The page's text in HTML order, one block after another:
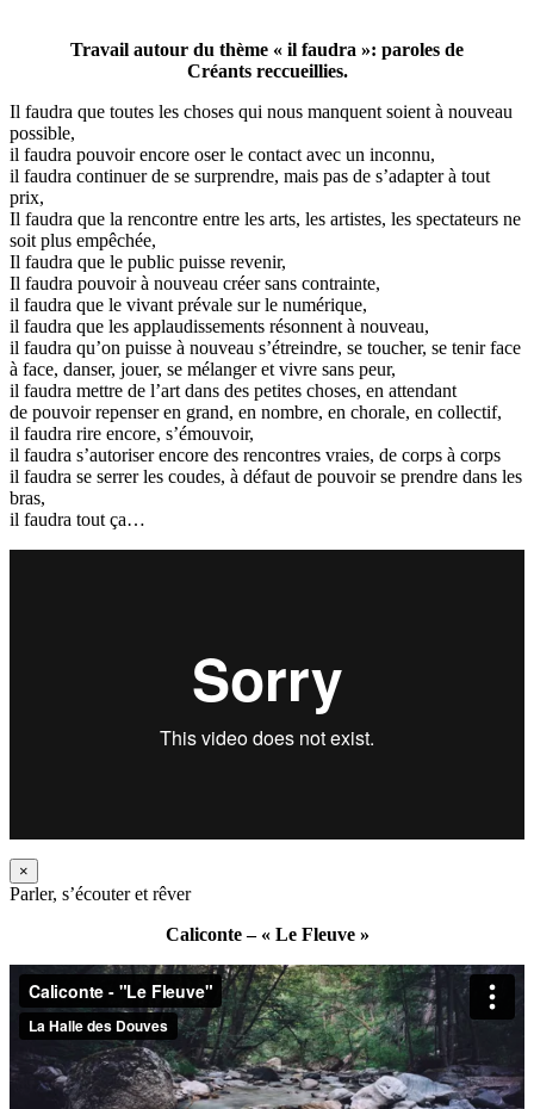
Travail autour du thème « il faudra »: paroles de
Créants reccueillies.
Il faudra que toutes les choses qui nous manquent soient à nouveau
possible,
il faudra pouvoir encore oser le contact avec un inconnu,
il faudra continuer de se surprendre, mais pas de s’adapter à tout
prix,
Il faudra que la rencontre entre les arts, les artistes, les spectateurs ne
soit plus empêchée,
Il faudra que le public puisse revenir,
Il faudra pouvoir à nouveau créer sans contrainte,
il faudra que le vivant prévale sur le numérique,
il faudra que les applaudissements résonnent à nouveau,
il faudra qu’on puisse à nouveau s’étreindre, se toucher, se tenir face
à face, danser, jouer, se mélanger et vivre sans peur,
il faudra mettre de l’art dans des petites choses, en attendant
de pouvoir repenser en grand, en nombre, en chorale, en collectif,
il faudra rire encore, s’émouvoir,
il faudra s’autoriser encore des rencontres vraies, de corps à corps
il faudra se serrer les coudes, à défaut de pouvoir se prendre dans les
bras,
il faudra tout ça…
×
Parler, s’écouter et rêver
Caliconte – « Le Fleuve »